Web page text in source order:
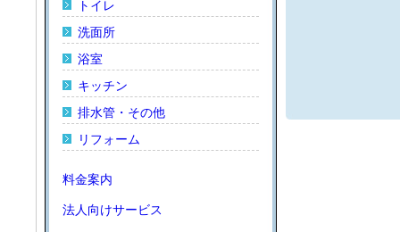
トイレ
洗面所
浴室
キッチン
排水管・その他
リフォーム
料金案内
法人向けサービス